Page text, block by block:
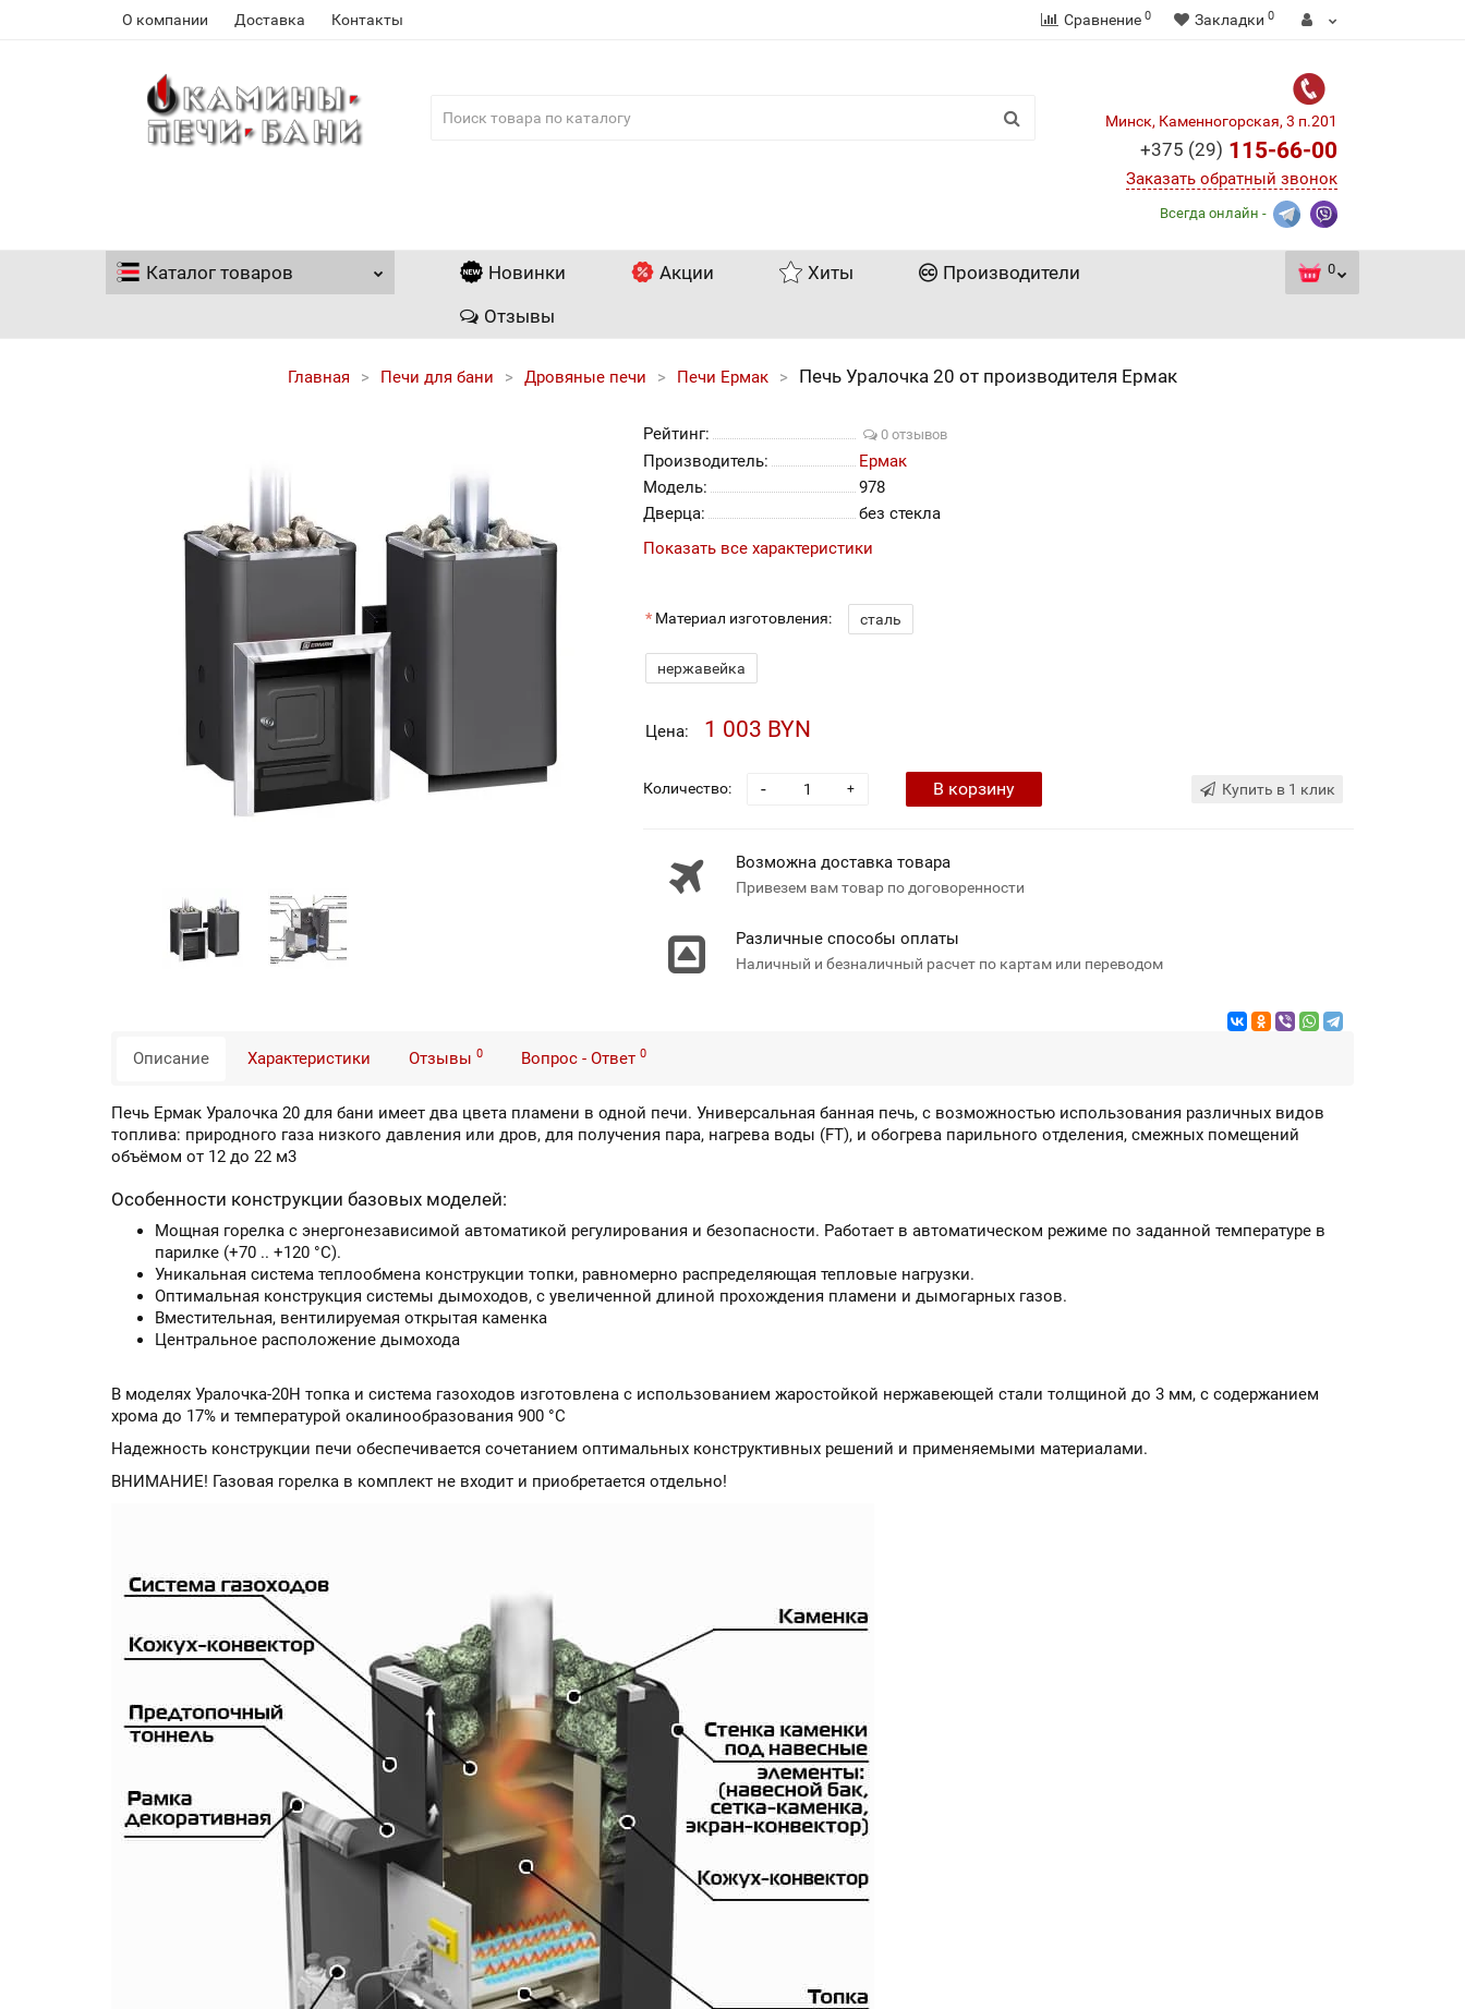
О компании Доставка Контакты Сравнение 0 Закладки 0
Минск, Каменногорская, 3 п.201
+375 (29) 115-66-00
Заказать обратный звонок
Всегда онлайн -
Каталог товаров Новинки Акции Хиты
Производители
Отзывы
0
Главная Печи для бани Дровяные печи Печи Ермак Печь Уралочка 20 от производителя Ермак
Рейтинг: 0 отзывов
Производитель:
Ермак
Модель:
978
Дверца:
без стекла
Показать все характеристики
Материал изготовления: сталь
нержавейка
Цена: 1 003 BYN
Количество: +
- В корзину Купить в 1 клик
Возможна доставка товара
Привезем вам товар по договоренности
Различные способы оплаты
Наличный и безналичный расчет по картам или переводом
Описание Характеристики Отзывы 0 Вопрос - Ответ 0
Печь Ермак Уралочка 20 для бани имеет два цвета пламени в одной печи. Универсальная банная печь, с возможностью использования различных видов
топлива: природного газа низкого давления или дров, для получения пара, нагрева воды (FT), и обогрева парильного отделения, смежных помещений
объёмом от 12 до 22 м3
Особенности конструкции базовых моделей:
Мощная горелка с энергонезависимой автоматикой регулирования и безопасности. Работает в автоматическом режиме по заданной температуре в
парилке (+70 .. +120 °C).
Уникальная система теплообмена конструкции топки, равномерно распределяющая тепловые нагрузки.
Оптимальная конструкция системы дымоходов, с увеличенной длиной прохождения пламени и дымогарных газов.
Вместительная, вентилируемая открытая каменка
Центральное расположение дымохода
В моделях Уралочка-20Н топка и система газоходов изготовлена с использованием жаростойкой нержавеющей стали толщиной до 3 мм, с содержанием
хрома до 17% и температурой окалинообразования 900 °C
Надежность конструкции печи обеспечивается сочетанием оптимальных конструктивных решений и применяемыми материалами.
ВНИМАНИЕ! Газовая горелка в комплект не входит и приобретается отдельно!